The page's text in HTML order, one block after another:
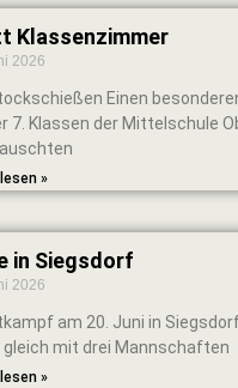
Klassenzimmer
2026
Einen
Klassen der Mittelschule
»
in Siegsdorf
2026
am 20. Juni in
gleich mit drei Mannschaften
»